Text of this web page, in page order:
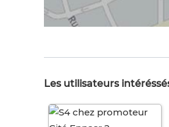
Les utilisateurs